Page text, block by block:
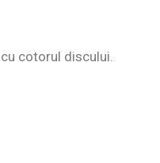
cotorul discului.